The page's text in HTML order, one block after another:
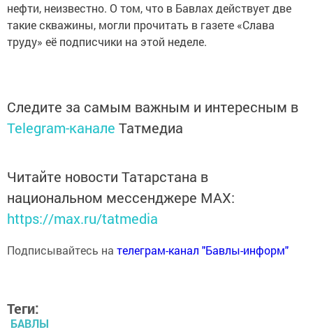
нефти, неизвестно. О том, что в Бавлах действует две
такие скважины, могли прочитать в газете «Слава
труду» её подписчики на этой неделе.
Следите за самым важным и интересным в
Telegram-канале Татмедиа
Читайте новости Татарстана в
национальном мессенджере MАХ:
https://max.ru/tatmedia
Подписывайтесь на телеграм-канал "Бавлы-информ"
Теги:
БАВЛЫ